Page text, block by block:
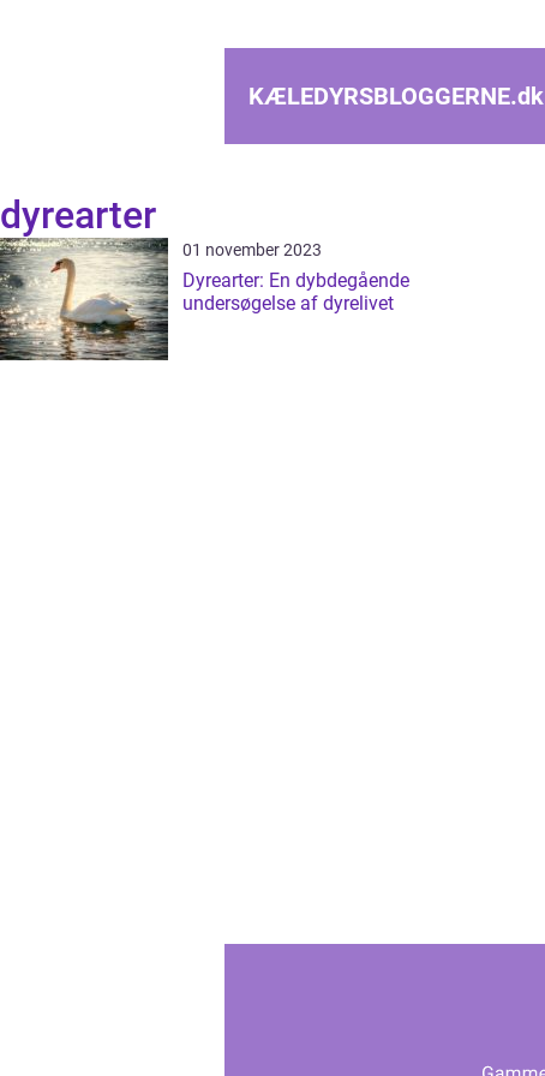
KÆLEDYRSBLOGGERNE.dk
dyrearter
01 november 2023
Dyrearter: En dybdegående
undersøgelse af dyrelivet